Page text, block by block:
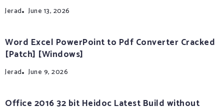
Jerad June 13, 2026
Word Excel PowerPoint to Pdf Converter Cracked
[Patch] [Windows]
Jerad June 9, 2026
Office 2016 32 bit Heidoc Latest Build without